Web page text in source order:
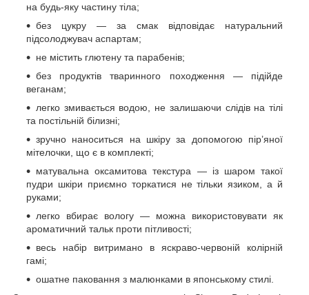
на будь-яку частину тіла;
без цукру — за смак відповідає натуральний
підсолоджувач аспартам;
не містить глютену та парабенів;
без продуктів тваринного походження — підійде
веганам;
легко змивається водою, не залишаючи слідів на тілі
та постільній білизні;
зручно наноситься на шкіру за допомогою пір’яної
мітелочки, що є в комплекті;
матувальна оксамитова текстура — із шаром такої
пудри шкіри приємно торкатися не тільки язиком, а й
руками;
легко вбирає вологу — можна використовувати як
ароматичний тальк проти пітливості;
весь набір витримано в яскраво-червоній колірній
гамі;
ошатне паковання з малюнками в японському стилі.